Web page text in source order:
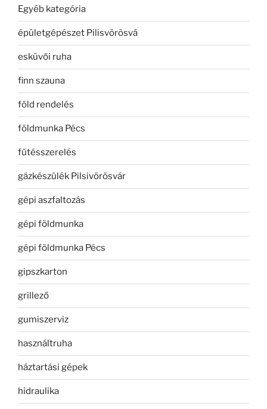
Egyéb kategória
épületgépészet Pilisvörösvá
esküvői ruha
finn szauna
föld rendelés
földmunka Pécs
fűtésszerelés
gázkészülék Pilsivörösvár
gépi aszfaltozás
gépi földmunka
gépi földmunka Pécs
gipszkarton
grillező
gumiszerviz
használtruha
háztartási gépek
hidraulika